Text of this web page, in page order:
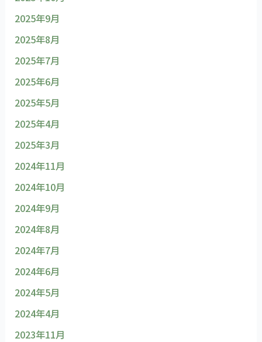
2025年9月
2025年8月
2025年7月
2025年6月
2025年5月
2025年4月
2025年3月
2024年11月
2024年10月
2024年9月
2024年8月
2024年7月
2024年6月
2024年5月
2024年4月
2023年11月